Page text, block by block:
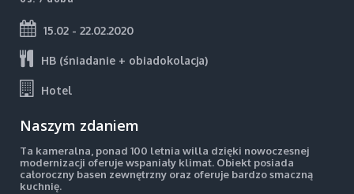
15.02 - 22.02.2020
HB (śniadanie + obiadokolacja)
Hotel
Naszym zdaniem
Ta kameralna, ponad 100 letnia willa dzięki nowoczesnej
modernizacji oferuje wspaniały klimat. Obiekt posiada
całoroczny basen zewnętrzny oraz oferuje bardzo smaczną
kuchnię.